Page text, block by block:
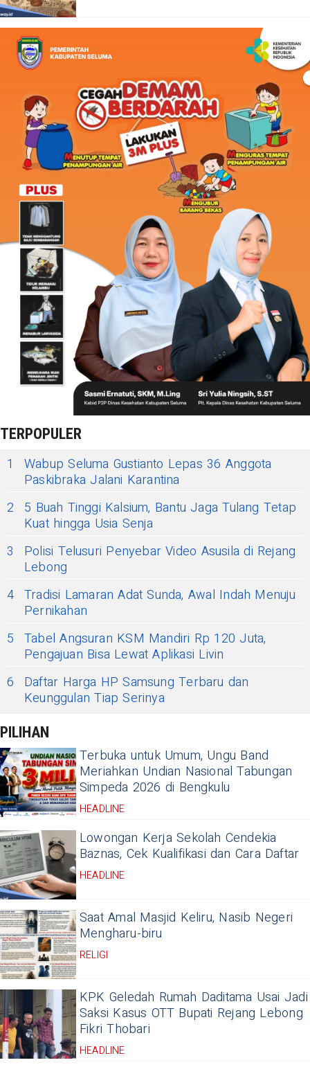
TERPOPULER
1
Wabup Seluma Gustianto Lepas 36 Anggota
Paskibraka Jalani Karantina
2
5 Buah Tinggi Kalsium, Bantu Jaga Tulang Tetap
Kuat hingga Usia Senja
3
Polisi Telusuri Penyebar Video Asusila di Rejang
Lebong
4 Tradisi Lamaran Adat Sunda, Awal Indah Menuju
Pernikahan
5 Tabel Angsuran KSM Mandiri Rp 120 Juta,
Pengajuan Bisa Lewat Aplikasi Livin
6
Daftar Harga HP Samsung Terbaru dan
Keunggulan Tiap Serinya
PILIHAN
Terbuka untuk Umum, Ungu Band
Meriahkan Undian Nasional Tabungan
Simpeda 2026 di Bengkulu
HEADLINE
Lowongan Kerja Sekolah Cendekia
Baznas, Cek Kualifikasi dan Cara Daftar
HEADLINE
Saat Amal Masjid Keliru, Nasib Negeri
Mengharu-biru
RELIGI
KPK Geledah Rumah Daditama Usai Jadi
Saksi Kasus OTT Bupati Rejang Lebong
Fikri Thobari
HEADLINE